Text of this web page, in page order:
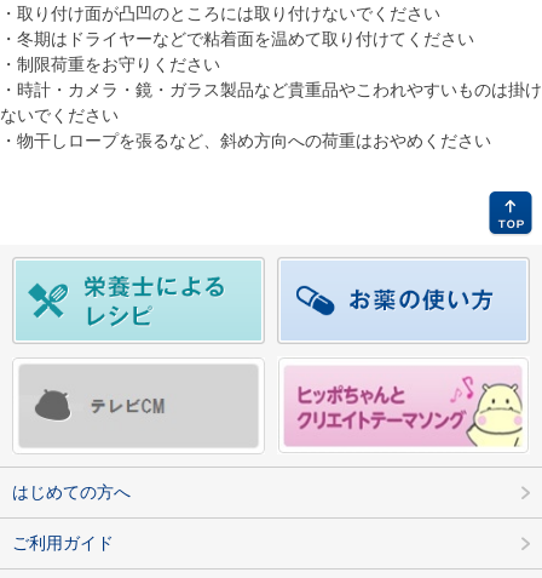
・取り付け面が凸凹のところには取り付けないでください
・冬期はドライヤーなどで粘着面を温めて取り付けてください
・制限荷重をお守りください
・時計・カメラ・鏡・ガラス製品など貴重品やこわれやすいものは掛け
ないでください
・物干しロープを張るなど、斜め方向への荷重はおやめください
はじめての方へ
ご利用ガイド